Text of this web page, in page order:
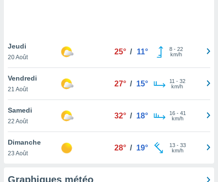
notre
que
et que
Jeudi
20 Août
25° / 11° 8- 22
km/h
Vendredi
21 Août
27° / 15° 11 - 32
km/h
Samedi
22 Août
32° / 18° 16- 41
km/h
Dimanche
23 Août
28° / 19° 13- 33
km/h
Graphiques météo